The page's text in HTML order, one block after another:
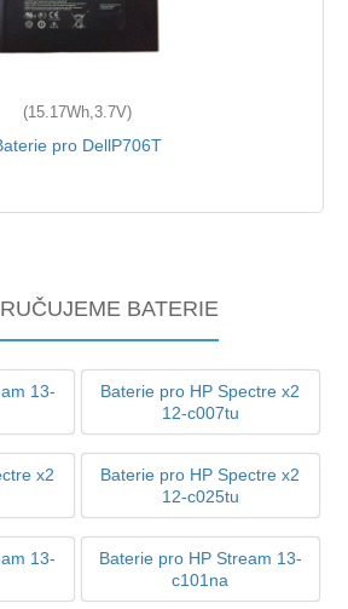
(15.17Wh,3.7V)
pro DellP706T
BATERIE
13-
Baterie pro HP Spectre x2
12-c007tu
x2
Baterie pro HP Spectre x2
12-c025tu
13-
Baterie pro HP Stream 13-
c101na